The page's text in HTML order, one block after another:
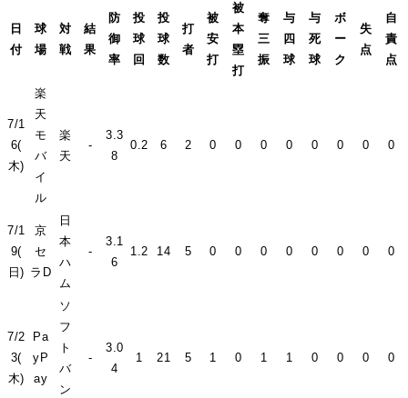
日
付
球
場
対
戦
結
果
防
御
率
投
球
回
投
球
数
打
者
被
安
打
被
本
塁
打
奪
三
振
与
四
球
与
死
球
ボ
ー
ク
失
点
自
責
点
7/1
6(
木)
楽
天
モ
バ
イ
ル
楽
天
-
3.3
8
0.2 6 2 0 0 0 0 0 0 0 0
7/1
9(
日)
京
セ
ラD
日
本
ハ
ム
-
3.1
6
1.2 14 5 0 0 0 0 0 0 0 0
7/2
3(
木)
Pa
yP
ay
ソ
フ
ト
バ
ン
-
3.0
4
1 21 5 1 0 1 1 0 0 0 0